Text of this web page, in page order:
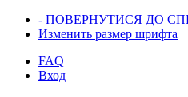
- ПОВЕРНУТИСЯ ДО
Изменить размер шрифта
FAQ
Вход